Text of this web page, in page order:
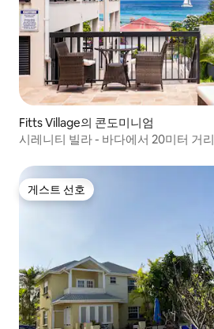
Fitts Village의 콘도미니엄
시레니티 빌라 - 바다에서 20미터 거리
게스트 선호
게스트 선호